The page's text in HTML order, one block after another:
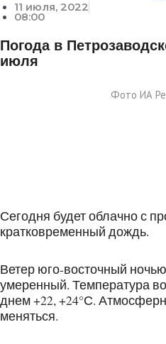
11 июля, 2022
08:00
Погода в
июля
Фото ИА
Сегодня будет облачно с
кратковременный дождь.
Ветер юго-восточный
умеренный. Температура
днем +22, +24°С.
меняться.